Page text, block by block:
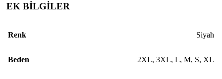
EK BİLGİLER
Renk Siyah
Beden 2XL, 3XL, L, M, S, XL